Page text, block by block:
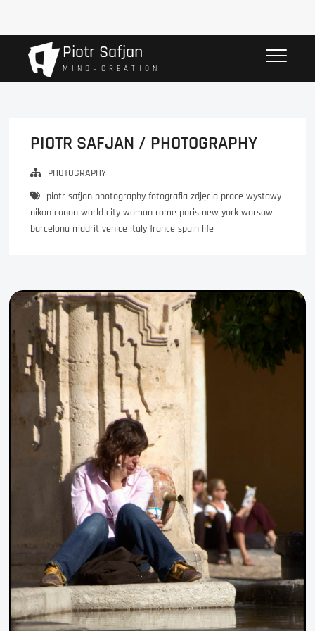
Piotr Safjan
M I N D = C R E A T I O N
PIOTR SAFJAN / PHOTOGRAPHY
PHOTOGRAPHY
piotr safjan photography fotografia zdjęcia prace wystawy
nikon canon world city woman rome paris new york warsaw
barcelona madrit venice italy france spain life